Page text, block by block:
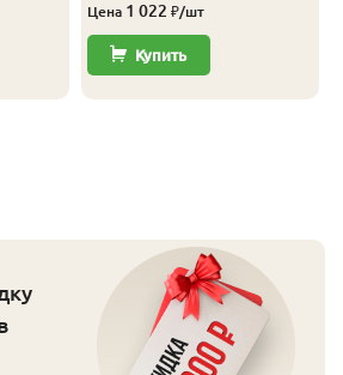
Цена 1 022 ₽/шт
Купить